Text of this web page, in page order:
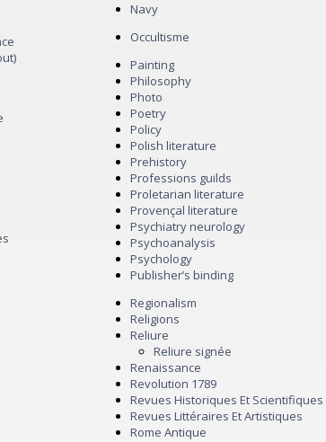
Navy
Occultisme
Painting
Philosophy
Photo
Poetry
Policy
Polish literature
Prehistory
Professions guilds
Proletarian literature
Provençal literature
Psychiatry neurology
Psychoanalysis
Psychology
Publisher’s binding
Regionalism
Religions
Reliure
Reliure signée
Renaissance
Revolution 1789
Revues Historiques Et Scientifiques
Revues Littéraires Et Artistiques
Rome Antique